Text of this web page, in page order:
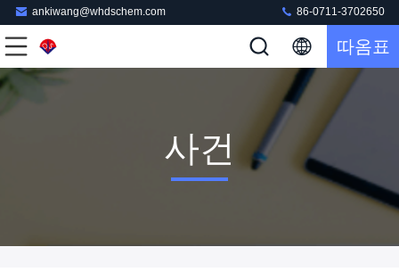
ankiwang@whdschem.com 86-0711-3702650
따옴표
사건